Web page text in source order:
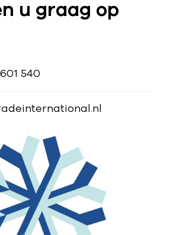
u graag op
540